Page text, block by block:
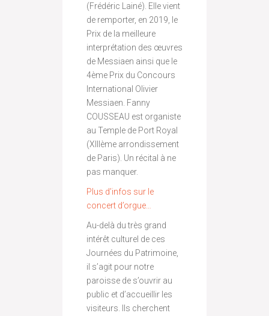
(Frédéric Lainé). Elle vient
de remporter, en 2019, le
Prix de la meilleure
interprétation des œuvres
de Messiaen ainsi que le
4ème Prix du Concours
International Olivier
Messiaen. Fanny
COUSSEAU est organiste
au Temple de Port Royal
(XIIIème arrondissement
de Paris). Un récital à ne
pas manquer.
Plus d’infos sur le
concert d’orgue…
Au-delà du très grand
intérêt culturel de ces
Journées du Patrimoine,
il s’agit pour notre
paroisse de s’ouvrir au
public et d’accueillir les
visiteurs. Ils cherchent